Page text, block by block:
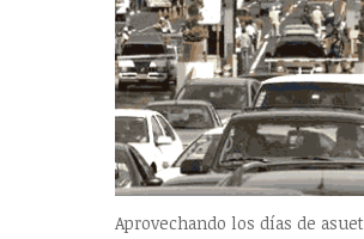
Aprovechando los días de